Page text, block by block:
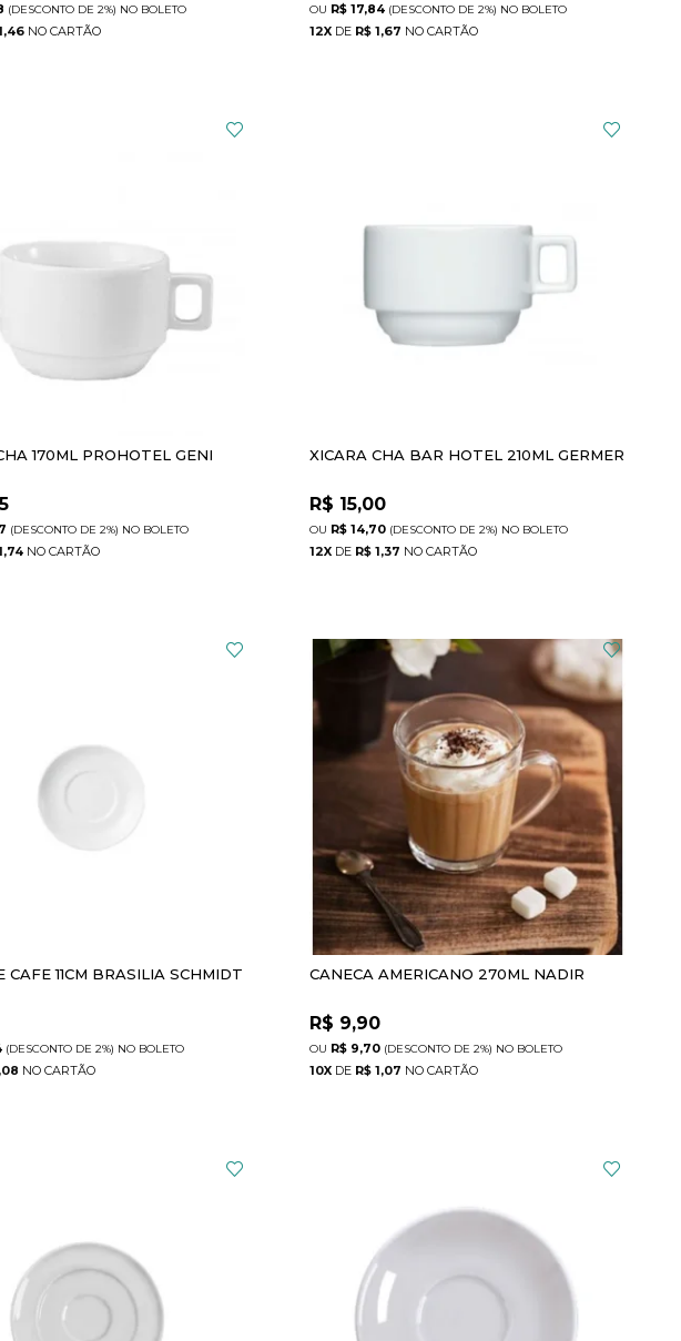
(DESCONTO DE 2%) NO BOLETO R$ 17,84 (DESCONTO DE 2%) NO BOLETO
12X DE R$ 1,67
170ML PROHOTEL GENI
(DESCONTO DE 2%) NO BOLETO
XICARA CHA BAR HOTEL 210ML GERMER
R$ 15,00
R$ 14,70 (DESCONTO DE 2%) NO BOLETO
12X DE R$ 1,37
CAFE 11CM BRASILIA SCHMIDT
(DESCONTO DE 2%) NO BOLETO
CANECA AMERICANO 270ML NADIR
R$ 9,90
R$ 9,70 (DESCONTO DE 2%) NO BOLETO
10X DE R$ 1,07